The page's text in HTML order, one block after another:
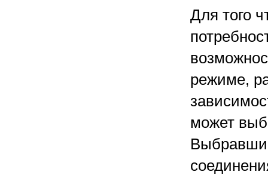
Для того
режиме,
может